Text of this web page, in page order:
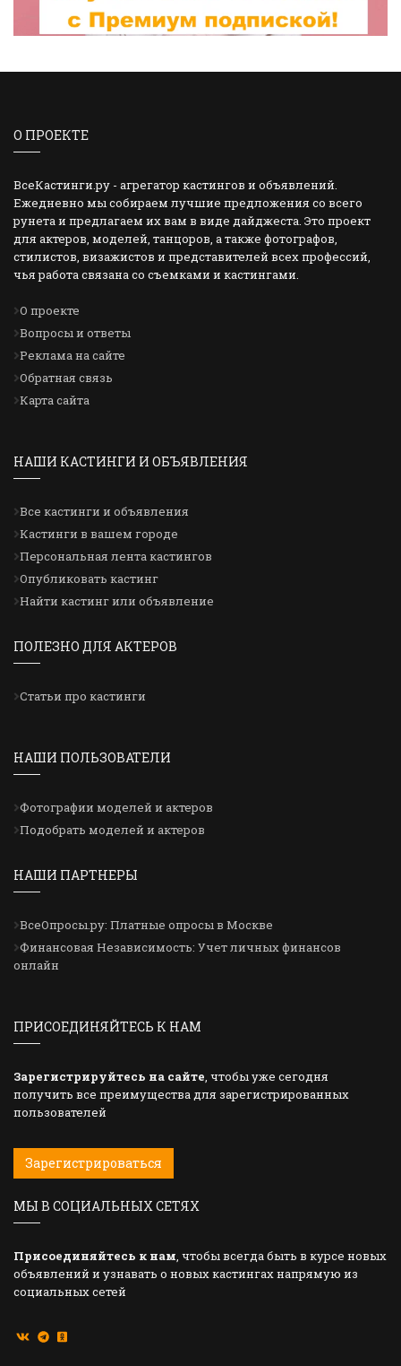
О ПРОЕКТЕ
ВсеКастинги.ру - агрегатор кастингов и объявлений.
Ежедневно мы собираем лучшие предложения со всего
рунета и предлагаем их вам в виде дайджеста. Это проект
для актеров, моделей, танцоров, а также фотографов,
стилистов, визажистов и представителей всех профессий,
чья работа связана со съемками и кастингами.
О проекте
Вопросы и ответы
Реклама на сайте
Обратная связь
Карта сайта
НАШИ КАСТИНГИ И ОБЪЯВЛЕНИЯ
Все кастинги и объявления
Кастинги в вашем городе
Персональная лента кастингов
Опубликовать кастинг
Найти кастинг или объявление
ПОЛЕЗНО ДЛЯ АКТЕРОВ
Статьи про кастинги
НАШИ ПОЛЬЗОВАТЕЛИ
Фотографии моделей и актеров
Подобрать моделей и актеров
НАШИ ПАРТНЕРЫ
ВсеОпросы.ру: Платные опросы в Москве
Финансовая Независимость: Учет личных финансов
онлайн
ПРИСОЕДИНЯЙТЕСЬ К НАМ
Зарегистрируйтесь на сайте, чтобы уже сегодня
получить все преимущества для зарегистрированных
пользователей
Зарегистрироваться
МЫ В СОЦИАЛЬНЫХ СЕТЯХ
Присоединяйтесь к нам, чтобы всегда быть в курсе новых
объявлений и узнавать о новых кастингах напрямую из
социальных сетей